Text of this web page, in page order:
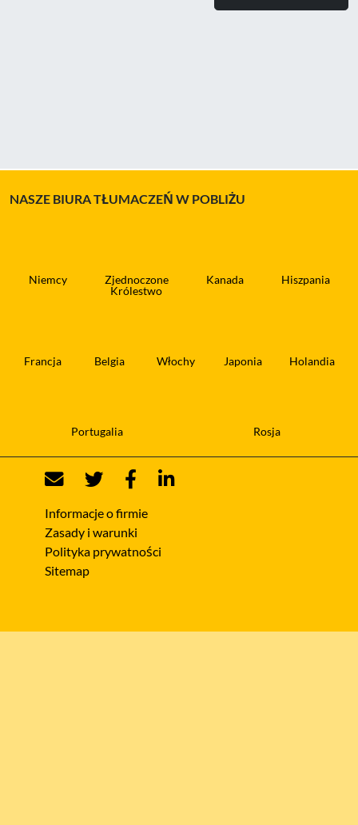
NASZE BIURA TŁUMACZEŃ W POBLIŻU
Niemcy
Zjednoczone
Królestwo
Kanada Hiszpania
Francja Belgia Włochy Japonia Holandia
Portugalia Rosja
Informacje o firmie
Zasady i warunki
Polityka prywatności
Sitemap